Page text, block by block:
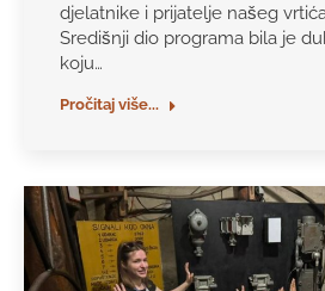
djelatnike i prijatelje našeg
Središnji dio programa bila je
koju…
Pročitaj više...